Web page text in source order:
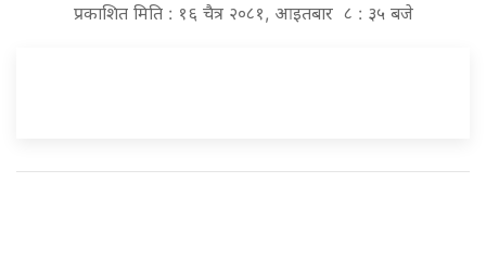
प्रकाशित मिति : १६ चैत्र २०८१, आइतबार ८ : ३५ बजे